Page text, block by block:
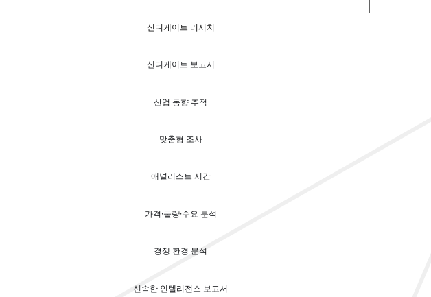
신디케이트 리서치
신디케이트 보고서
산업 동향 추적
맞춤형 조사
애널리스트 시간
가격·물량·수요 분석
경쟁 환경 분석
신속한 인텔리전스 보고서